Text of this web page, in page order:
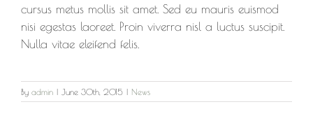
cursus metus mollis sit amet. Sed eu mauris euismod
nisi egestas laoreet. Proin viverra nisl a luctus suscipit.
Nulla vitae eleifend felis.
By admin | June 30th, 2015 | News